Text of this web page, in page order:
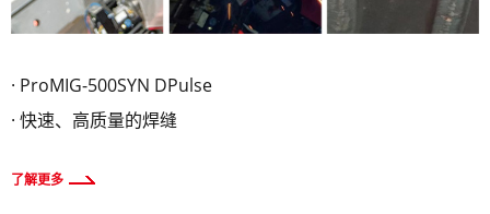
· ProMIG-500SYN DPulse
· 快速、高质量的焊缝
了解更多